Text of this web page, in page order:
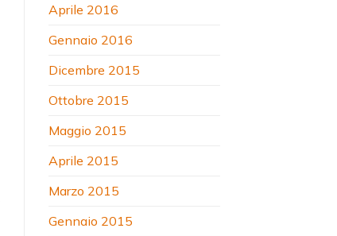
Aprile 2016
Gennaio 2016
Dicembre 2015
Ottobre 2015
Maggio 2015
Aprile 2015
Marzo 2015
Gennaio 2015